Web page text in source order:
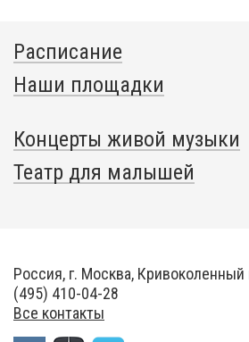
Расписание
Наши площадки
Концерты живой музыки
Театр для малышей
Россия, г. Москва, Кривоколенный
(495) 410-04-28
Все контакты